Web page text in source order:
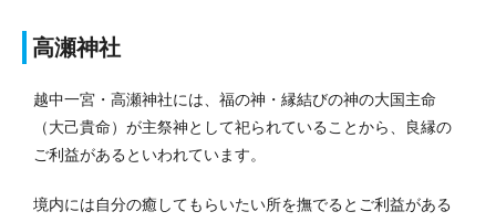
高瀬神社
越中一宮・高瀬神社には、福の神・縁結びの神の大国主命
（大己貴命）が主祭神として祀られていることから、良縁の
ご利益があるといわれています。
境内には自分の癒してもらいたい所を撫でるとご利益がある